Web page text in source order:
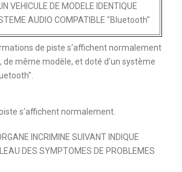
VEHICULE DE MODELE IDENTIQUE
AUDIO COMPATIBLE "Bluetooth"
de piste s'affichent normalement
de même modèle, et doté d'un système
s'affichent normalement.
INCRIMINE SUIVANT INDIQUE
DES SYMPTOMES DE PROBLEMES